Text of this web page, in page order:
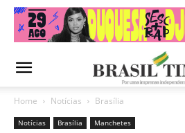
Home Notícias Brasília
Notícias Brasília Manchetes